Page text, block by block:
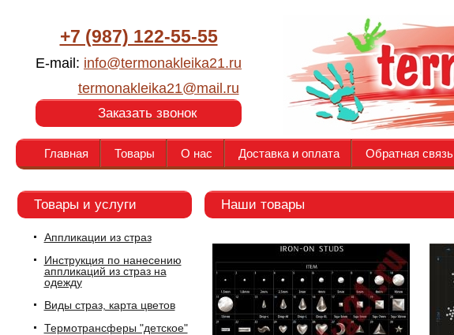
+7 (987) 122-55-55
E-mail: info@termonakleika21.ru
termonakleika21@mail.ru
Заказать звонок
Главная Товары О нас Доставка и оплата Обратная связь
Товары и услуги
Аппликации из страз
Инструкция по нанесению
аппликаций из страз на
одежду
Виды страз, карта цветов
Термотрансферы "детское"
Наши товары